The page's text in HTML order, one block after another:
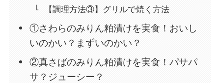
【調理方法③】グリルで焼く方法
①さわらのみりん粕漬けを実食！おいし
いのかい？まずいのかい？
②真さばのみりん粕漬けを実食！パサパ
サ？ジューシー？